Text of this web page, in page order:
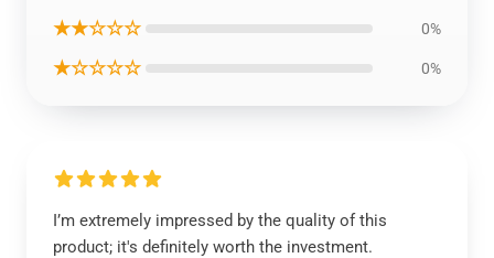
★★☆☆☆ 0%
★☆☆☆☆ 0%
I’m extremely impressed by the quality of this
product; it's definitely worth the investment.